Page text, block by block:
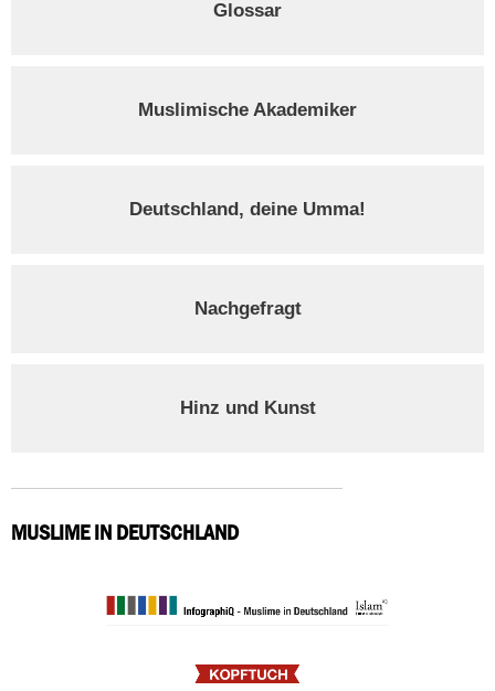
Glossar
Muslimische Akademiker
Deutschland, deine Umma!
Nachgefragt
Hinz und Kunst
MUSLIME IN DEUTSCHLAND